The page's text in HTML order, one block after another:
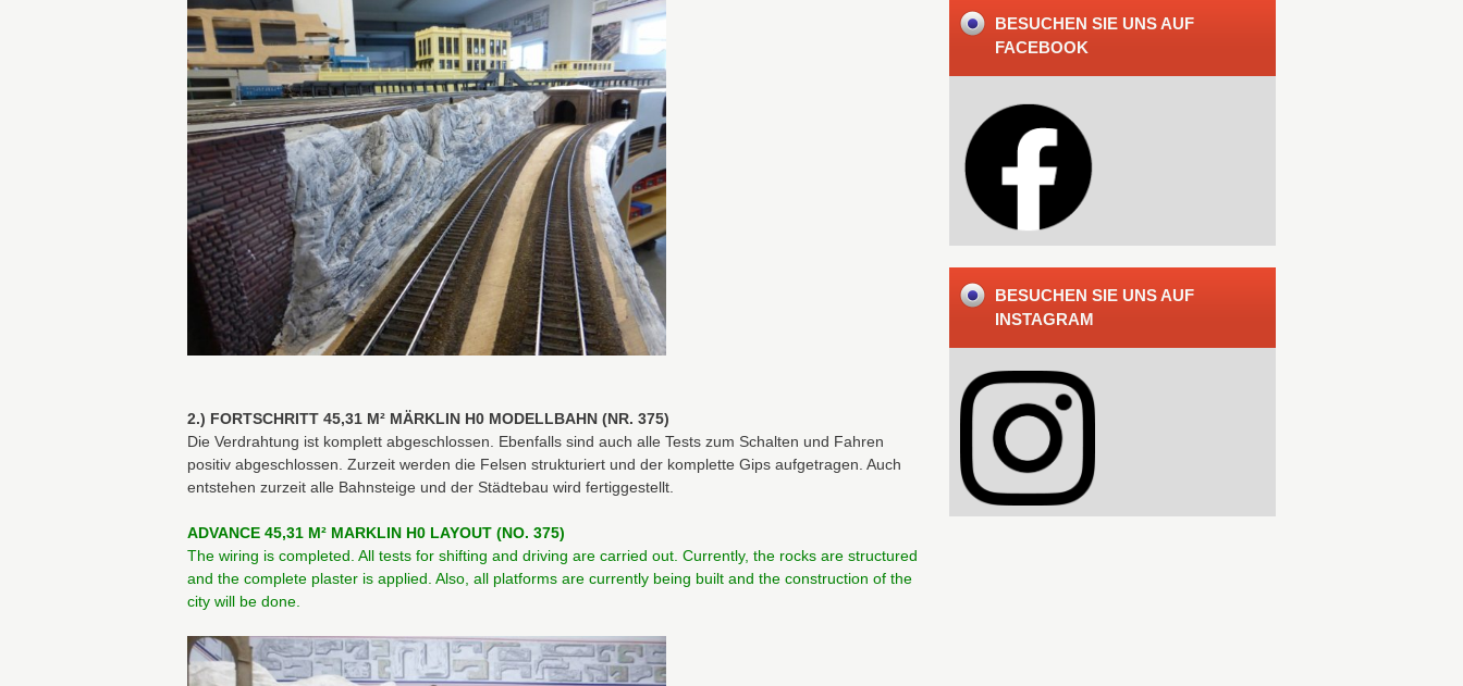
2.) FORTSCHRITT 45,31 M² MÄRKLIN H0 MODELLBAHN (NR. 375)
Die Verdrahtung ist komplett abgeschlossen. Ebenfalls sind auch alle Tests zum Schalten und Fahren
positiv abgeschlossen. Zurzeit werden die Felsen strukturiert und der komplette Gips aufgetragen. Auch
entstehen zurzeit alle Bahnsteige und der Städtebau wird fertiggestellt.
ADVANCE 45,31 M² MARKLIN H0 LAYOUT (NO. 375)
The wiring is completed. All tests for shifting and driving are carried out. Currently, the rocks are structured
and the complete plaster is applied. Also, all platforms are currently being built and the construction of the
city will be done.
BESUCHEN SIE UNS AUF
FACEBOOK
BESUCHEN SIE UNS AUF
INSTAGRAM